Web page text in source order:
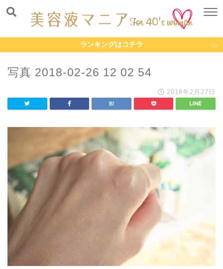
ランキングはコチラ
写真 2018-02-26 12 02 54
2018年2月27日